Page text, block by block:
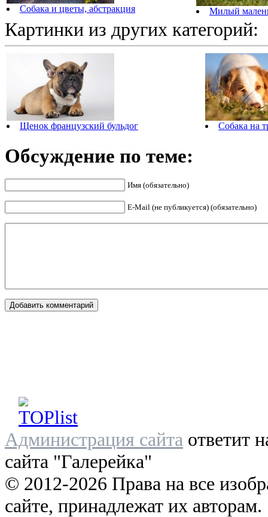
Собака и цветы, абстракция Милый
Картинки из других категорий:
Щенок французский бульдог Собака на
Обсуждение по теме:
Имя (обязательно)
E-Mail (не публикуется) (обязательно)
Администрация сайта ответит
сайта "Галерейка"
© 2012-2026 Права на все
сайте, принадлежат их авторам.